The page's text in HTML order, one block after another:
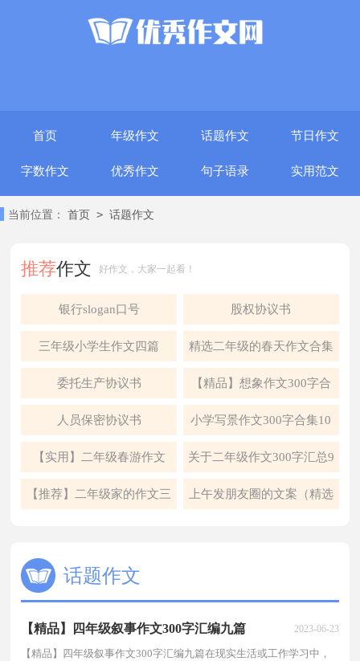
首页 年级作文 话题作文 节日作文
字数作文 优秀作文 句子语录 实用范文
当前位置： 首页 > 话题作文
推荐作文 好作文，大家一起看！
银行slogan口号 股权协议书
三年级小学生作文四篇 精选二年级的春天作文合集
5篇
委托生产协议书 【精品】想象作文300字合
集6篇
人员保密协议书 小学写景作文300字合集10
篇
【实用】二年级春游作文
300字四篇
关于二年级作文300字汇总9
篇
【推荐】二年级家的作文三 上午发朋友圈的文案（精选
话题作文
【精品】四年级叙事作文300字汇编九篇 2023-06-23
【精品】四年级叙事作文300字汇编九篇在现实生活或工作学习中，